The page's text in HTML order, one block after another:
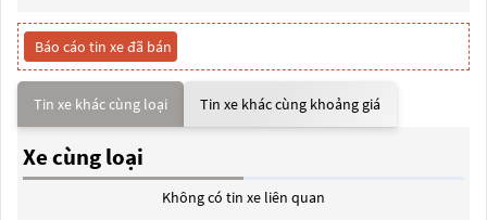
Báo cáo tin xe đã bán
Tin xe khác cùng loại Tin xe khác cùng khoảng giá
Xe cùng loại
Không có tin xe liên quan